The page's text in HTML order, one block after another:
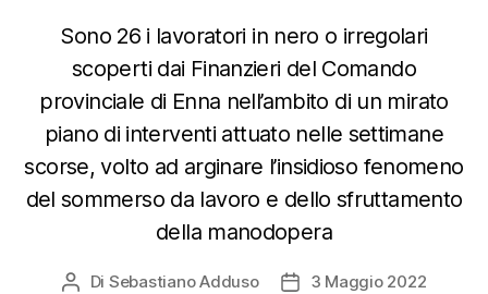
Sono 26 i lavoratori in nero o irregolari
scoperti dai Finanzieri del Comando
provinciale di Enna nell’ambito di un mirato
piano di interventi attuato nelle settimane
scorse, volto ad arginare l’insidioso fenomeno
del sommerso da lavoro e dello sfruttamento
della manodopera
Autore
Di Sebastiano Adduso
Data3 Maggio 2022